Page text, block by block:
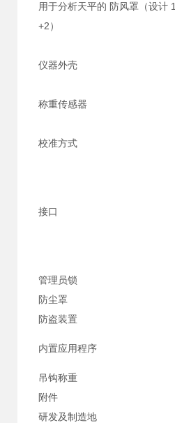
用于分析天平的 防风罩（设计 1
+2）
仪器外壳
称重传感器
校准方式
接口
管理员锁
防尘罩
防盗装置
内置应用程序
吊钩称重
附件
研发及制造地